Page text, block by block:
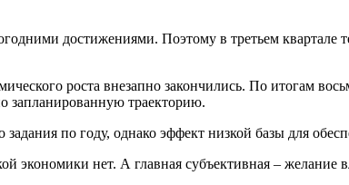
достижениями. Поэтому в третьем квартале
роста внезапно закончились. По итогам
запланированную траекторию.
по году, однако эффект низкой базы для
экономики нет. А главная субъективная – желание